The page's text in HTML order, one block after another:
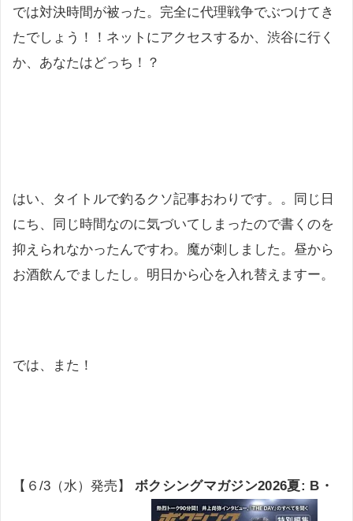
では対決時間が被った。完全に代理戦争でぶつけてき
たでしょう！！ネットにアクセスするか、渋谷に行く
か、あなたはどっち！？
はい、タイトルで釣るクソ記事おわりです。。同じ日
にち、同じ時間なのに気づいてしまったので書くのを
抑えられなかったんですわ。魔が刺しました。昼から
お酒飲んでましたし。明日から心を入れ替えますー。
では、また！
【６/3（水）発売】 ボクシングマガジン2026夏: B・